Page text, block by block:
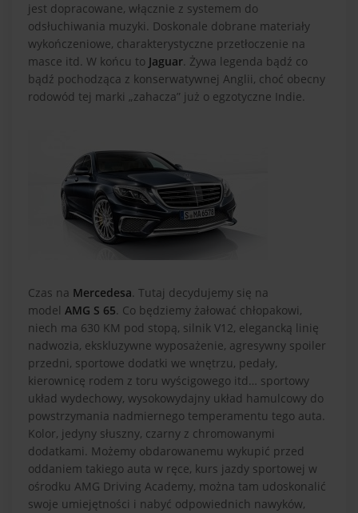
jest dopracowane, włącznie z systemem do
odsłuchiwania muzyki. Doskonale dobrane materiały
wykończeniowe, charakterystyczne przetłoczenie na
masce itd. W końcu to Jaguar. Żywa legenda bądź co
bądź pochodząca z konserwatywnej Anglii, choć obecny
rodowód tej marki „zahacza” już o egzotyczne Indie.
Czas na Mercedesa. Tutaj decydujemy się na
model AMG S 65. Co będziemy żałować chłopakowi,
niech ma 630 KM pod stopą, silnik V12, elegancką linię
nadwozia, ekskluzywne wyposażenie, agresywny spoiler
przedni, sportowe dodatki we wnętrzu, pedały,
kierownicę rodem z toru wyścigowego itd… sportowy
układ wydechowy, wysokowydajny układ hamulcowy do
powstrzymania nadmiernego temperamentu tego auta.
Kolor, jedyny słuszny, czarny z chromowanymi
dodatkami. Możemy obdarowanemu wykupić przed
oddaniem takiego auta w ręce, kurs jazdy sportowej w
ośrodku AMG Driving Academy, można tam udoskonalić
swoje umiejętności i nabyć odpowiednich nawyków,